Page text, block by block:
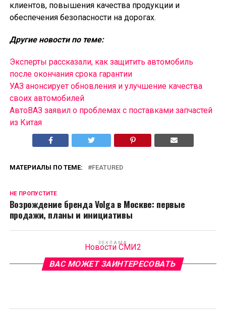
клиентов, повышения качества продукции и
обеспечения безопасности на дорогах.
Другие новости по теме:
Эксперты рассказали, как защитить автомобиль
после окончания срока гарантии
УАЗ анонсирует обновления и улучшение качества
своих автомобилей
АвтоВАЗ заявил о проблемах с поставками запчастей
из Китая
МАТЕРИАЛЫ ПО ТЕМЕ: FEATURED
НЕ ПРОПУСТИТЕ
Возрождение бренда Volga в Москве: первые
продажи, планы и инициативы
РЕКЛАМА
Новости СМИ2
ВАС МОЖЕТ ЗАИНТЕРЕСОВАТЬ